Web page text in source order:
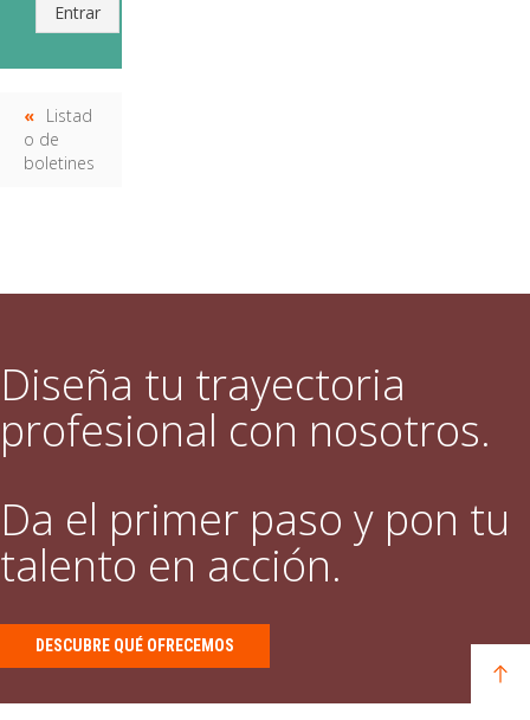
Entrar
Listad
o de
boletines
Diseña tu trayectoria
profesional con nosotros.
Da el primer paso y pon tu
talento en acción.
DESCUBRE QUÉ OFRECEMOS